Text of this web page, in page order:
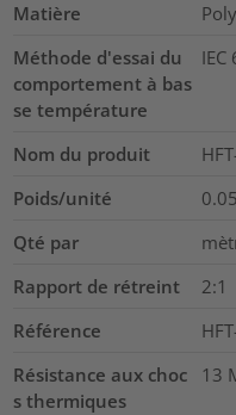
Matière
Méthode d'essai du
comportement à bas
se température
IEC
Nom du produit
Poids/unité
Qté par
Rapport de rétreint
2:1
Référence
Résistance aux choc
s thermiques
13